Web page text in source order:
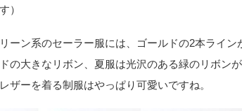
）
ーン系のセーラー服には、ゴールドの2本ライン
の大きなリボン、夏服は光沢のある緑のリボン
ザーを着る制服はやっぱり可愛いですね。